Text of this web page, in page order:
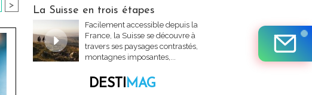
> La Suisse en trois étapes
Facilement accessible depuis la
France, la Suisse se découvre à
travers ses paysages contrastés,
montagnes imposantes,...
DESTIMAG